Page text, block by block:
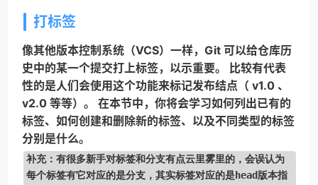
打标签
像其他版本控制系统（VCS）一样，Git 可以给仓库历
史中的某一个提交打上标签，以示重要。 比较有代表
性的是人们会使用这个功能来标记发布结点（ v1.0 、
v2.0 等等）。 在本节中，你将会学习如何列出已有的
标签、如何创建和删除新的标签、以及不同类型的标签
分别是什么。
补充：有很多新手对标签和分支有点云里雾里的，会误认为
每个标签有它对应的是分支，其实标签对应的是head版本指